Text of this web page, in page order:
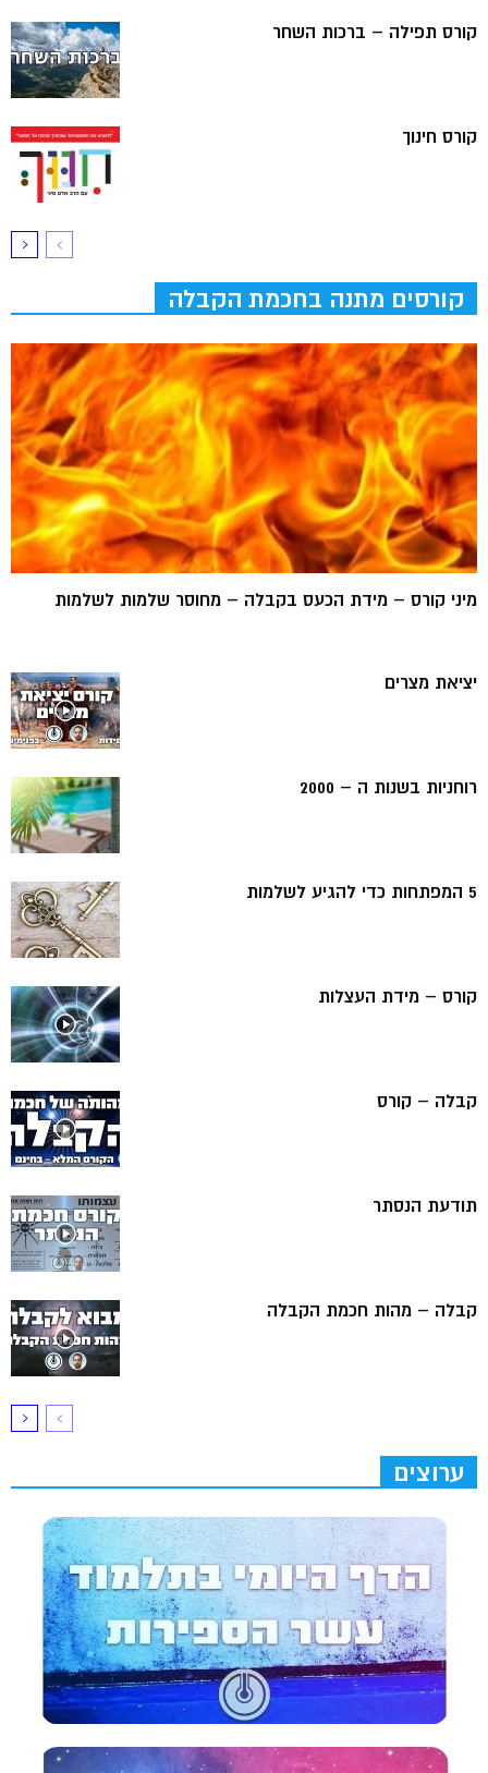
קורס תפילה – ברכות השחר
קורס חינוך
קורסים מתנה בחכמת הקבלה
מיני קורס – מידת הכעס בקבלה – מחוסר שלמות לשלמות
יציאת מצרים
רוחניות בשנות ה – 2000
5 המפתחות כדי להגיע לשלמות
קורס – מידת העצלות
קבלה – קורס
תודעת הנסתר
קבלה – מהות חכמת הקבלה
ערוצים